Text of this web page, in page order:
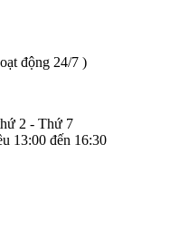
động 24/7 )
2 - Thứ 7
13:00 đến 16:30